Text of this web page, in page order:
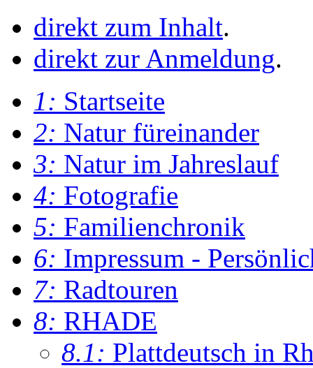
direkt zum Inhalt.
direkt zur Anmeldung.
1: Startseite
2: Natur füreinander
3: Natur im Jahreslauf
4: Fotografie
5: Familienchronik
6: Impressum -
7: Radtouren
8: RHADE
8.1: Plattdeutsch in